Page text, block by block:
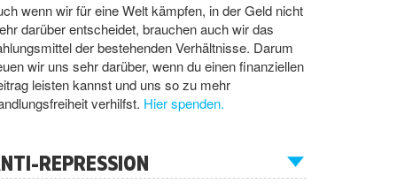
wenn wir für eine Welt kämpfen, in der Geld nicht
darüber entscheidet, brauchen auch wir das
der bestehenden Verhältnisse. Darum
wir uns sehr darüber, wenn du einen finanziellen
leisten kannst und uns so zu mehr
verhilfst. Hier spenden.
REPRESSION